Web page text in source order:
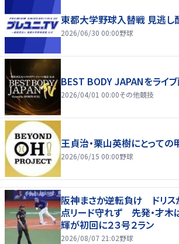
東都大学野球入替戦 見逃し
2026/06/30 00:00野球
BEST BODY JAPANをライブ
2026/04/01 00:00その他競技
王貞治・栗山英樹にとっての
2026/06/15 00:00野球
阪神まさか逆転負け ドリス
点リード守れず 先発・才
輝が初回に２３号２ラン
2026/08/07 21:02野球